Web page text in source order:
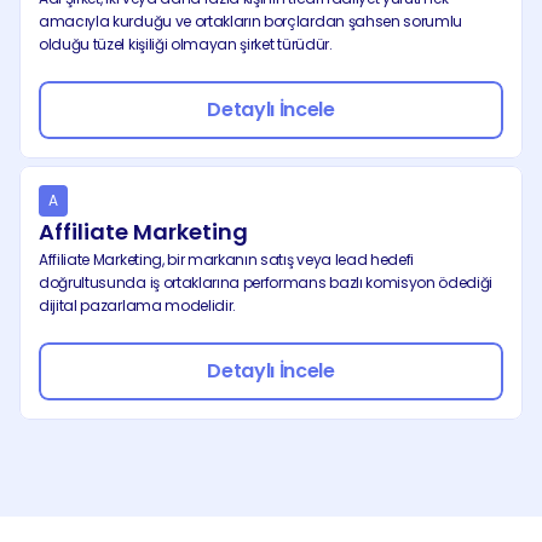
amacıyla kurduğu ve ortakların borçlardan şahsen sorumlu
olduğu tüzel kişiliği olmayan şirket türüdür.
Detaylı İncele
A
Affiliate Marketing
Affiliate Marketing, bir markanın satış veya lead hedefi
doğrultusunda iş ortaklarına performans bazlı komisyon ödediği
dijital pazarlama modelidir.
Detaylı İncele